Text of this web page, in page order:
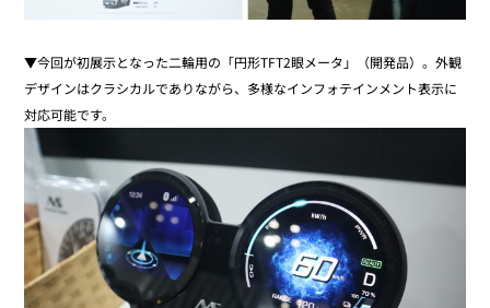
▼今回が初展示となった二輪用の「円形TFT2眼メータ」（開発品）。外観
デザインはクラシカルでありながら、多様なインフォテインメント表示に
対応可能です。